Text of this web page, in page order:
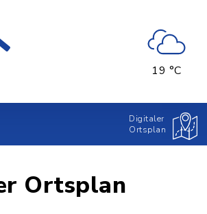
19 °C
Digitaler
Ortsplan
Ortsplan